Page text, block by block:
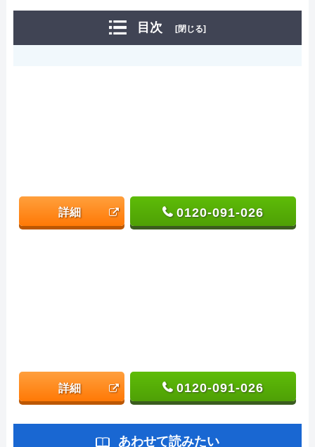
目次 [閉じる]
詳細 0120-091-026
詳細 0120-091-026
あわせて読みたい